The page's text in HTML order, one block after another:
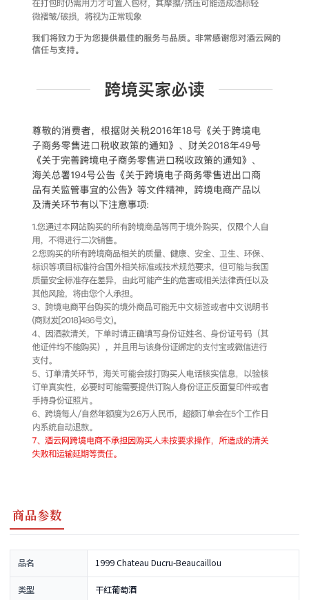
商品参数
品名 1999 Chateau Ducru-Beaucaillou
类型 干红葡萄酒